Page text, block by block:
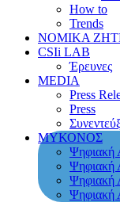
How to
Trends
ΝΟΜΙΚΑ
CSIi LAB
Έρευνες
MEDIA
Press
Press
ΜΥΚΟΝΟΣ
Ψηφιακή
Ψηφιακή
Ψηφιακή
Ψηφιακή